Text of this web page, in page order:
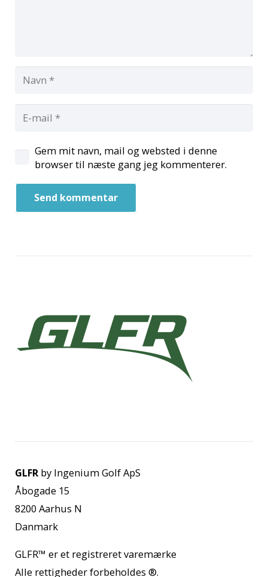
Gem mit navn, mail og websted i denne
browser til næste gang jeg kommenterer.
Send kommentar
GLFRby Ingenium Golf ApS
Åbogade 15
8200 Aarhus N
Danmark
GLFR™ er et registreret varemærke
Alle rettigheder forbeholdes ®.